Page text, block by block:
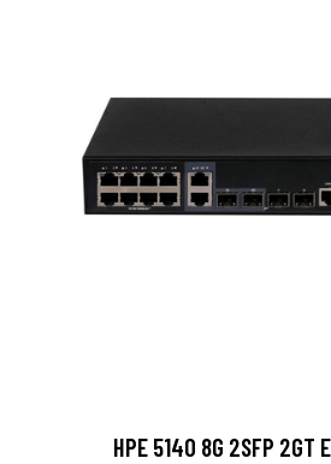
HPE 5140 8G 2SFP 2GT